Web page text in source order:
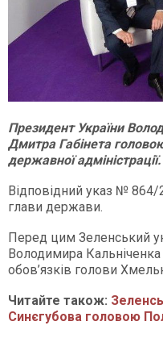
Президент України
Дмитра Габінета
державної адміністрації.
Відповідний указ № 864/
глави держави.
Перед цим Зеленський
Володимира
обов’язків голови
Читайте також:
Синєгубова головою